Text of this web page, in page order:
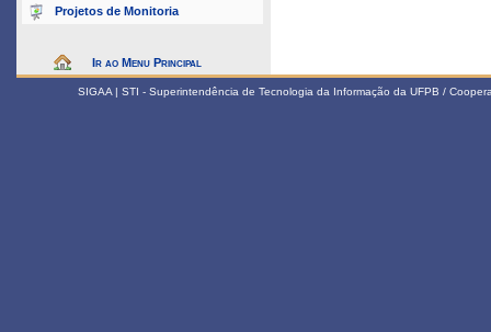
Projetos de Monitoria
Ir ao Menu Principal
SIGAA | STI - Superintendência de Tecnologia da Informação da UFPB /